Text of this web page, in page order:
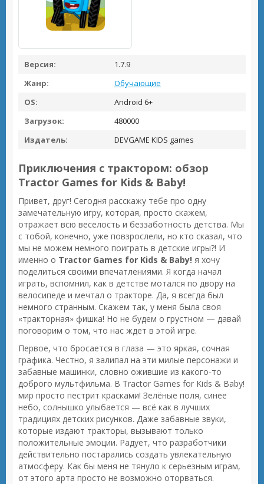
Версия:
1.7.9
Жанр:
Обучающие
OS:
Android 6+
Загрузок:
480000
Издатель:
DEVGAME KIDS games
Приключения с трактором: обзор
Tractor Games for Kids & Baby!
Привет, друг! Сегодня расскажу тебе про одну
замечательную игру, которая, просто скажем,
отражает всю веселость и беззаботность детства. Мы
с тобой, конечно, уже повзрослели, но кто сказал, что
мы не можем немного поиграть в детские игры?! И
именно о Tractor Games for Kids & Baby! я хочу
поделиться своими впечатлениями. Я когда начал
играть, вспомнил, как в детстве мотался по двору на
велосипеде и мечтал о тракторе. Да, я всегда был
немного странным. Скажем так, у меня была своя
«тракторная» фишка! Но не будем о грустном — давай
поговорим о том, что нас ждет в этой игре.
Первое, что бросается в глаза — это яркая, сочная
графика. Честно, я залипал на эти милые персонажи и
забавные машинки, словно ожившие из какого-то
доброго мультфильма. В Tractor Games for Kids & Baby!
мир просто пестрит красками! Зелёные поля, синее
небо, солнышко улыбается — всё как в лучших
традициях детских рисунков. Даже забавные звуки,
которые издают тракторы, вызывают только
положительные эмоции. Радует, что разработчики
действительно постарались создать увлекательную
атмосферу. Как бы меня не тянуло к серьезным играм,
от этого арта просто не возможно оторваться.